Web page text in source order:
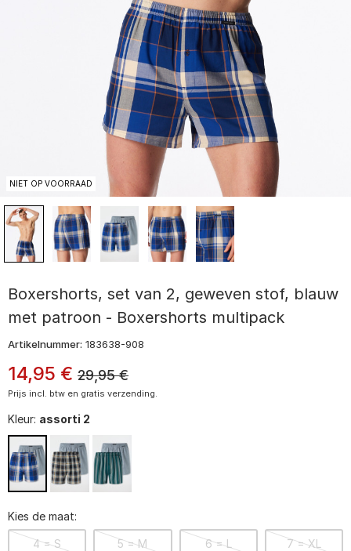
NIET OP VOORRAAD
Boxershorts, set van 2, geweven stof, blauw
met patroon - Boxershorts multipack
Artikelnummer: 183638-908
14,95 € 29,95€
Prijs incl. btw en gratis verzending.
Kleur: assorti 2
Kies de maat:
4 = S 5 = M 6 = L 7 = XL